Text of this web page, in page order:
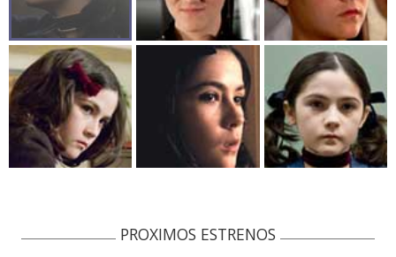
PROXIMOS ESTRENOS